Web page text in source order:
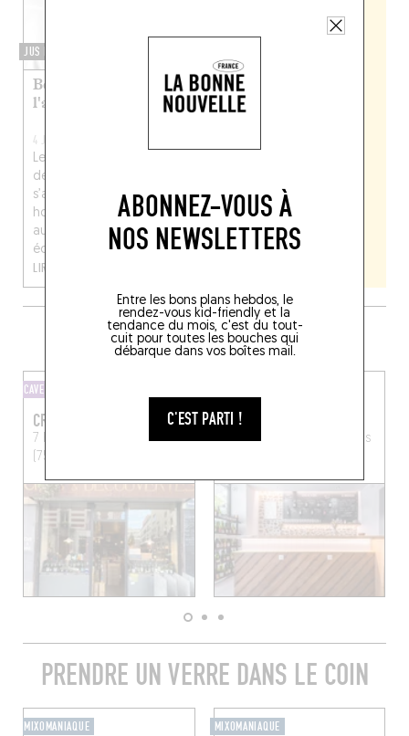
ABONNEZ-VOUS À
NOS NEWSLETTERS
Entre les bons plans hebdos, le
rendez-vous kid-friendly et la
tendance du mois, c'est du tout-
cuit pour toutes les bouches qui
débarque dans vos boîtes mail.
C'EST PARTI !
JUS DE CERVELLE
Bertrand Grébaut :
l'adieu au chef libre
4 JUIL. 2026
Le décès du cofondateur
de Septime pousse à
s’arrêter pour un
hommage collectif, qui
aura encore de longs
échos. L...
LIRE LA SUITE
PLUS DE CAVES TOUT PRÈS
CAVE
CRUS ET DÉCOUVERTES
7 Rue Paul Bert
(75011)
PUR VIN
3 Rue Antoine Vollon
Paris
PRENDRE UN VERRE DANS LE COIN
MIXOMANIAQUE MIXOMANIAQUE